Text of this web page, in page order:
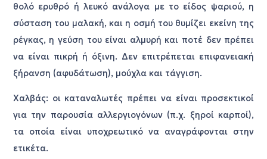
θολό ερυθρό ή λευκό ανάλογα με το είδος ψαριού, η
σύσταση του μαλακή, και η οσμή του θυμίζει εκείνη της
ρέγκας, η γεύση του είναι αλμυρή και ποτέ δεν πρέπει
να είναι πικρή ή όξινη. Δεν επιτρέπεται επιφανειακή
ξήρανση (αφυδάτωση), μούχλα και τάγγιση.
Χαλβάς: οι καταναλωτές πρέπει να είναι προσεκτικοί
για την παρουσία αλλεργιογόνων (π.χ. ξηροί καρποί),
τα οποία είναι υποχρεωτικό να αναγράφονται στην
ετικέτα.